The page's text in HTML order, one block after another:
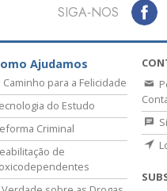
SIGA‑NOS
Ajudamos
Caminho para a Felicidade
do Estudo
Criminal
de